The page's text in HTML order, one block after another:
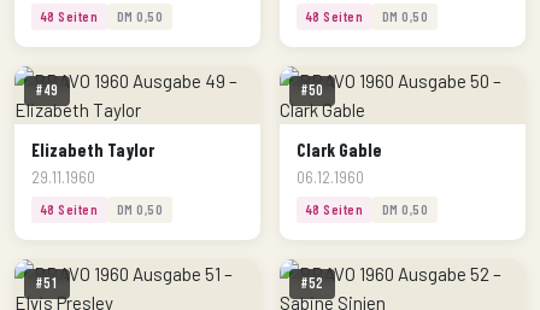
48 Seiten DM 0,50 48 Seiten DM 0,50
#49
Elizabeth Taylor
29.11.1960
48 Seiten DM 0,50
#50
Clark Gable
06.12.1960
48 Seiten DM 0,50
#51 #52